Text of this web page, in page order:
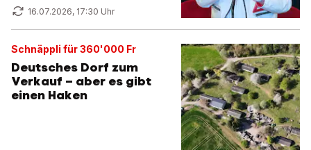
16.07.2026, 17:30 Uhr
Schnäppli für 360'000 Fr
Deutsches Dorf zum
Verkauf – aber es gibt
einen Haken